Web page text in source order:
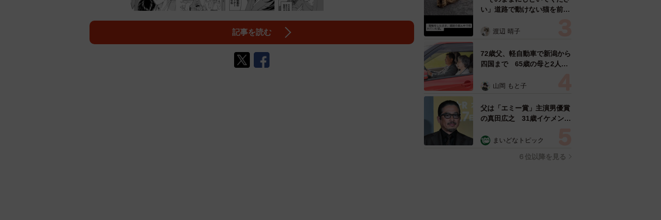
記事を読む
い」道路で動けない猫を前に
ようとした4日間 「命の重
表の訴え
渡辺 晴子
72歳父、軽自動車で新潟から
四国まで 65歳の母と2人で
憩まで分刻み… 「大学生で
山岡 もと子
父は「エミー賞」主演男優賞
の真田広之 31歳イケメン俳
「ガチヒロさんそっくり」
まいどなトピック
６位以降を見る